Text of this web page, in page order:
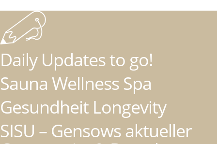
Daily Updates to go!
Sauna Wellness Spa
Gesundheit Longevity
SISU – Gensows aktueller